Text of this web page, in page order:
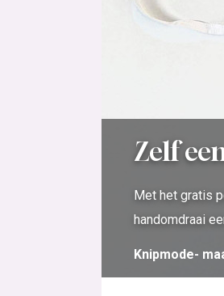
Zelf
Met het gratis
handomdraai
Knipmode